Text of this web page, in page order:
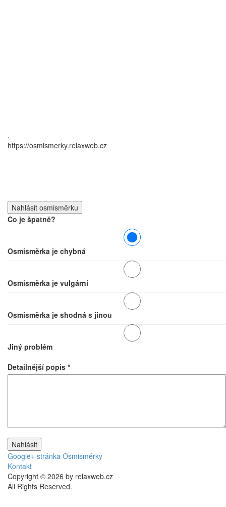
.
https://osmismerky.relaxweb.cz
Co je špatně?
Osmisměrka je chybná
Osmisměrka je vulgární
Osmisměrka je shodná s jinou
Jiný problém
Detailnější popis *
Google+ stránka Osmisměrky
Kontakt
Copyright © 2026 by relaxweb.cz
All Rights Reserved.